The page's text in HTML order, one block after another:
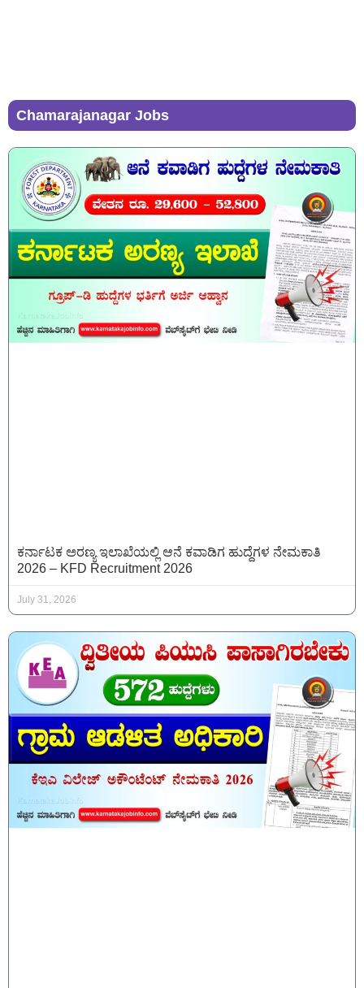
Chamarajanagar Jobs
ಕರ್ನಾಟಕ ಅರಣ್ಯ ಇಲಾಖೆಯಲ್ಲಿ ಆನೆ ಕವಾಡಿಗ ಹುದ್ದೆಗಳ ನೇಮಕಾತಿ
2026 – KFD Recruitment 2026
July 31, 2026